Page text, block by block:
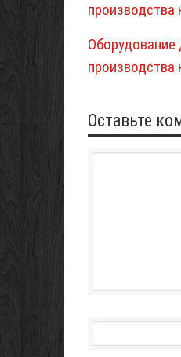
Оборудование
производства
Оставьте